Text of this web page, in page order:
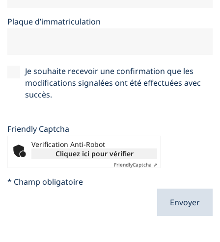
Plaque d’immatriculation
Je souhaite recevoir une confirmation que les
modifications signalées ont été effectuées avec
succès.
Friendly Captcha
Verification Anti-Robot
Cliquez ici pour vérifier
FriendlyCaptcha ⇗
* Champ obligatoire
Envoyer